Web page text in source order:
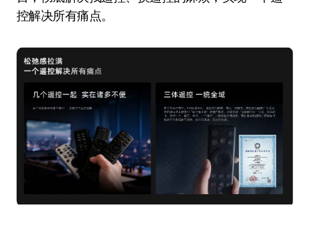
控解决所有痛点。